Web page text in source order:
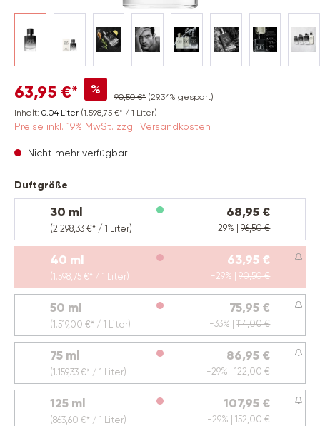
63,95 €* % 90,50 €* (29.34% gespart)
Inhalt: 0.04 Liter (1.598,75 €* / 1 Liter)
Preise inkl. 19% MwSt. zzgl. Versandkosten
Nicht mehr verfügbar
Duftgröße
30 ml
(2.298,33 €* / 1 Liter)
68,95 €
-29% |96,50 €
40 ml
(1.598,75 €* / 1 Liter)
63,95 €
-29% |90,50 €
(Diese Option ist zurzeit nicht verfügbar.)
50 ml
(1.519,00 €* / 1 Liter)
75,95 €
-33% |114,00 €
(Diese Option ist zurzeit nicht verfügbar.)
75 ml
(1.159,33 €* / 1 Liter)
86,95 €
-29% |122,00 €
(Diese Option ist zurzeit nicht verfügbar.)
125 ml
(863,60 €* / 1 Liter)
107,95 €
-29% |152,00 €
(Diese Option ist zurzeit nicht verfügbar.)